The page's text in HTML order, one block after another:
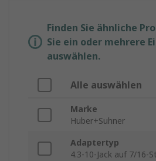
Finden Sie ähnliche
Sie ein oder mehrere
auswählen.
Alle auswählen
Marke
Huber+Suhner
Adaptertyp
4.3-10-Jack auf 7/16-